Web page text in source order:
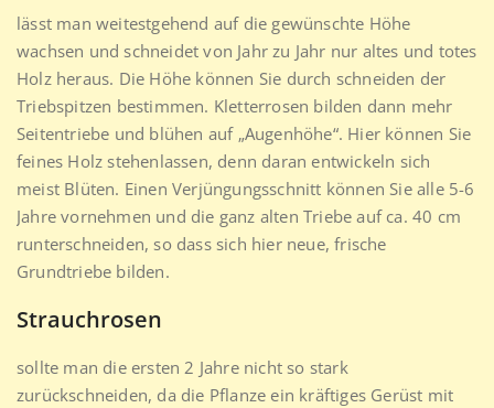
lässt man weitestgehend auf die gewünschte Höhe
wachsen und schneidet von Jahr zu Jahr nur altes und totes
Holz heraus. Die Höhe können Sie durch schneiden der
Triebspitzen bestimmen. Kletterrosen bilden dann mehr
Seitentriebe und blühen auf „Augenhöhe“. Hier können Sie
feines Holz stehenlassen, denn daran entwickeln sich
meist Blüten. Einen Verjüngungsschnitt können Sie alle 5-6
Jahre vornehmen und die ganz alten Triebe auf ca. 40 cm
runterschneiden, so dass sich hier neue, frische
Grundtriebe bilden.
Strauchrosen
sollte man die ersten 2 Jahre nicht so stark
zurückschneiden, da die Pflanze ein kräftiges Gerüst mit